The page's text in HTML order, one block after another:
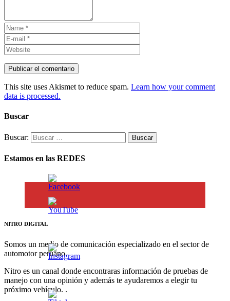
This site uses Akismet to reduce spam. Learn how your comment
data is processed.
Buscar
Buscar:
Estamos en las REDES
NITRO DIGITAL
Somos un medio de comunicación especializado en el sector de
automotor peruano.
Nitro es un canal donde encontraras información de pruebas de
manejo con una opinión y además te ayudaremos a elegir tu
próximo vehículo. .